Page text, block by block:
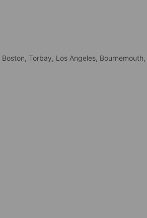
Boston, Torbay, Los Angeles, Bournemouth,